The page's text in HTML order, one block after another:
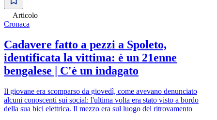
Articolo
Cronaca
Cadavere fatto a pezzi a Spoleto,
identificata la vittima: è un 21enne
bengalese | C'è un indagato
Il giovane era scomparso da giovedì, come avevano denunciato
alcuni conoscenti sui social: l'ultima volta era stato visto a bordo
della sua bici elettrica. Il mezzo era sul luogo del ritrovamento